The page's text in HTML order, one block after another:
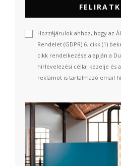
Hozzájárulok ahhoz, hogy az
Rendelet (GDPR) 6. cikk (1)
cikk rendelkezése alapján a
hírlevelezési céllal kezelje és
reklámot is tartalmazó email